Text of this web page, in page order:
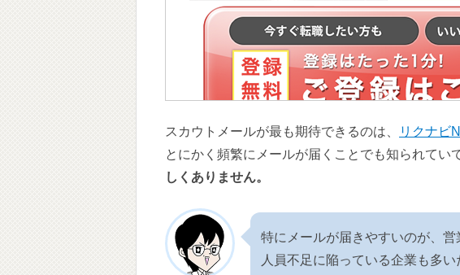
スカウトメールが最も期待できるのは、 リクナビ
とにかく頻繁にメールが届くことでも知られていて
しくありません。
特にメールが届きやすいのが、営
人員不足に陥っている企業も多